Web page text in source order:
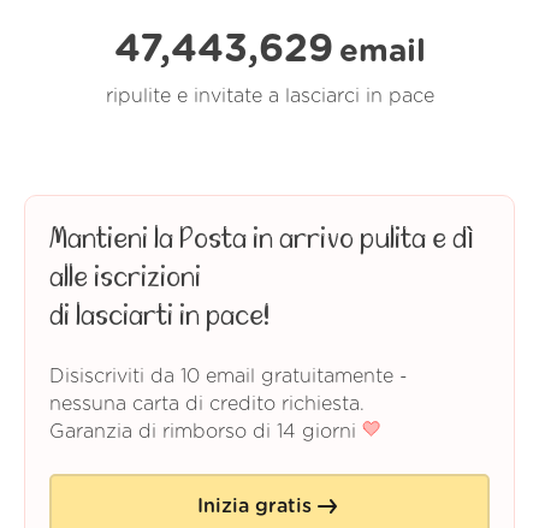
47,443,630 email
ripulite e invitate a lasciarci in pace
Mantieni la Posta in arrivo pulita e dì
alle iscrizioni
di lasciarti in pace!
Disiscriviti da 10 email gratuitamente -
nessuna carta di credito richiesta.
Garanzia di rimborso di 14 giorni
Inizia gratis